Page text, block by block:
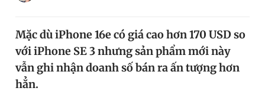
Tin thị trường Tin 360
Video
Đăng xuất
Mặc dù iPhone 16e có giá cao hơn 170 USD so
với iPhone SE 3 nhưng sản phẩm mới này
vẫn ghi nhận doanh số bán ra ấn tượng hơn
hẳn.